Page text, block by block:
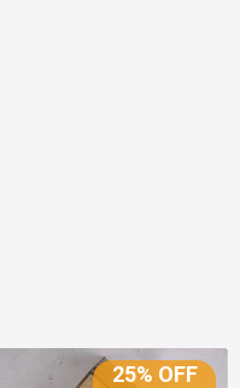
25% OFF